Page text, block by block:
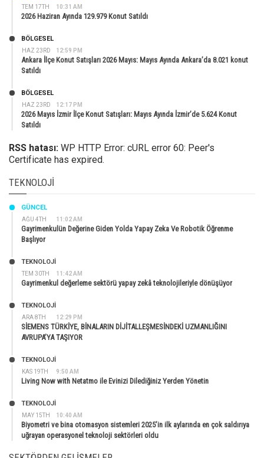
TEM 17TH 10:31 AM
2026 Haziran Ayında 129.979 Konut Satıldı
HAZ 23RD 12:59 PM
BÖLGESEL
Ankara İlçe Konut Satışları 2026 Mayıs: Mayıs Ayında Ankara’da 8.021 konut
Satıldı
HAZ 23RD 12:17 PM
BÖLGESEL
2026 Mayıs İzmir İlçe Konut Satışları: Mayıs Ayında İzmir’de 5.624 Konut
Satıldı
RSS hatası: WP HTTP Error: cURL error 60: Peer's
Certificate has expired.
TEKNOLOJI
AĞU 4TH 11:02 AM
GÜNCEL
Gayrimenkulün Değerine Giden Yolda Yapay Zeka Ve Robotik Öğrenme
Başlıyor
TEM 30TH 11:42 AM
TEKNOLOJİ
Gayrimenkul değerleme sektörü yapay zekâ teknolojileriyle dönüşüyor
ARA 8TH 12:29 PM
TEKNOLOJİ
SİEMENS TÜRKİYE, BİNALARIN DİJİTALLEŞMESİNDEKİ UZMANLIĞINI
AVRUPA’YA TAŞIYOR
KAS 19TH 9:50 AM
TEKNOLOJİ
Living Now with Netatmo ile Evinizi Dilediğiniz Yerden Yönetin
MAY 15TH 10:40 AM
TEKNOLOJİ
Biyometri ve bina otomasyon sistemleri 2025’in ilk aylarında en çok saldırıya
uğrayan operasyonel teknoloji sektörleri oldu